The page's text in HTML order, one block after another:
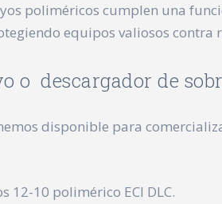
poliméricos cumplen una
equipos valiosos contra
o descargador de
disponible para
12-10 polimérico ECI DLC.